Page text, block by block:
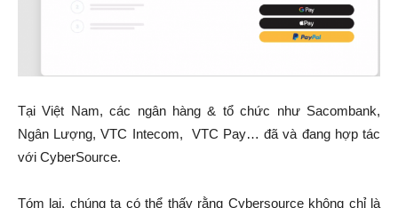
Tại Việt Nam, các ngân hàng & tổ chức như Sacombank,
Ngân Lượng, VTC Intecom, VTC Pay… đã và đang hợp tác
với CyberSource.
Tóm lại, chúng ta có thể thấy rằng Cybersource không chỉ là